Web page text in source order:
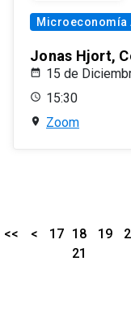
Microeconomía
Jonas Hjort,
15 de
15:30
Zoom
<< < 17 18 19
21